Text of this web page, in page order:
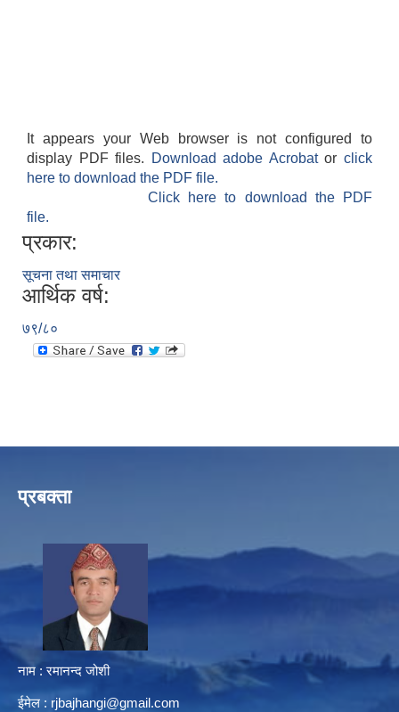
It appears your Web browser is not configured to
display PDF files.
Download adobe Acrobatorclick
here to download the PDF file.
Click here to download the PDF
file.
प्रकार:
सूचना तथा समाचार
आर्थिक वर्ष:
७९/८०
प्रबक्ता
नाम : रमानन्द जोशी
ईमेल : rjbajhangi@gmail.com